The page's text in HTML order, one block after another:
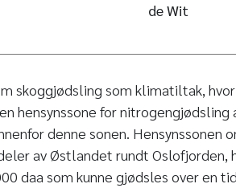
de Wit
skoggjødsling som klimatiltak,
hensynssone for nitrogengjødsling
denne sonen. Hensynssonen
av Østlandet rundt Oslofjorden,
daa som kunne gjødsles over en